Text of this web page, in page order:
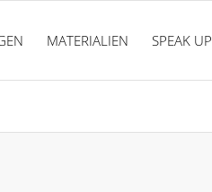
MATERIALIEN SPEAK UP